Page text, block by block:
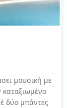
μουσική με
καταξιωμένο
δύο μπάντες